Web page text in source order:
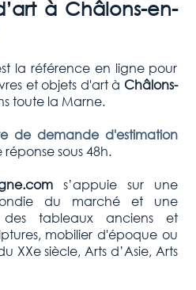
à Châlons-en-
la référence en ligne pour
et objets d'art à Châlons-
toute la Marne.
de demande d'estimation
sous 48h.
s’appuie sur une
du marché et une
des tableaux anciens et
mobilier d'époque ou
XXe siècle, Arts d’Asie, Arts